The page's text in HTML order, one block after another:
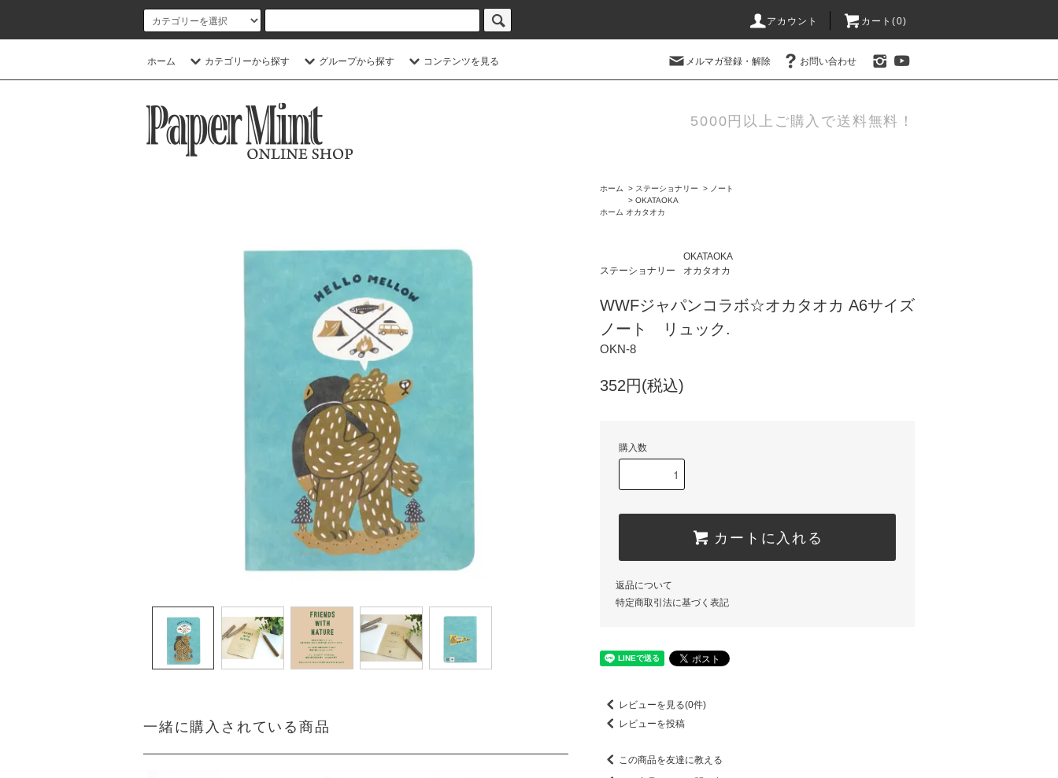
アカウント カート(0)
ホーム カテゴリーから探す グループから探す コンテンツを見る メルマガ登録・解除 お問い合わせ
5000円以上ご購入で送料無料！
一緒に購入されている商品
ホーム > ステーショナリー > ノート
ホーム
> OKATAOKA
オカタオカ
ステーショナリー
OKATAOKA
オカタオカ
WWFジャパンコラボ☆オカタオカ A6サイズ
ノート リュック.
OKN-8
352円(税込)
購入数
カートに入れる
返品について
特定商取引法に基づく表記
レビューを見る(0件)
レビューを投稿
この商品を友達に教える